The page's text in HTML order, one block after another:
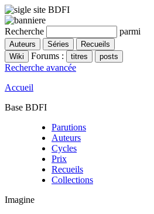
Recherche parmi
Forums :
Recherche avancée
Accueil
Base BDFI
Parutions
Auteurs
Cycles
Prix
Recueils
Collections
Imagine